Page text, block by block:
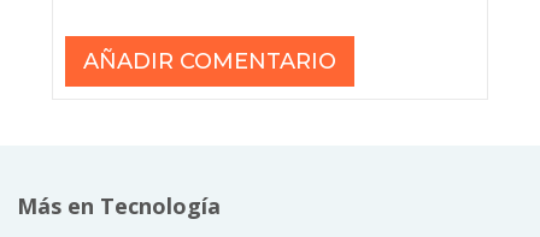
Más en Tecnología